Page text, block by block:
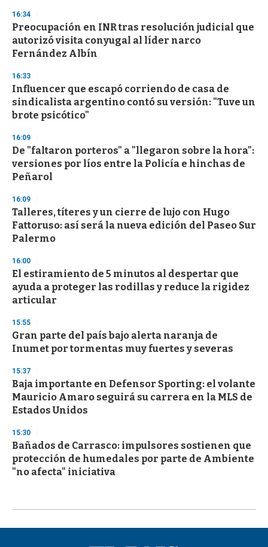
d
s
o
f
3
s
e
c
o
n
16:34
Preocupación en INR tras resolución judicial que
autorizó visita conyugal al líder narco
Fernández Albín
16:33
Influencer que escapó corriendo de casa de
sindicalista argentino contó su versión: "Tuve un
brote psicótico"
16:09
De "faltaron porteros" a "llegaron sobre la hora":
versiones por líos entre la Policía e hinchas de
Peñarol
16:09
Talleres, títeres y un cierre de lujo con Hugo
Fattoruso: así será la nueva edición del Paseo Sur
Palermo
16:00
El estiramiento de 5 minutos al despertar que
ayuda a proteger las rodillas y reduce la rigidez
articular
15:55
Gran parte del país bajo alerta naranja de
Inumet por tormentas muy fuertes y severas
15:37
Baja importante en Defensor Sporting: el volante
Mauricio Amaro seguirá su carrera en la MLS de
Estados Unidos
15:30
Bañados de Carrasco: impulsores sostienen que
protección de humedales por parte de Ambiente
"no afecta" iniciativa